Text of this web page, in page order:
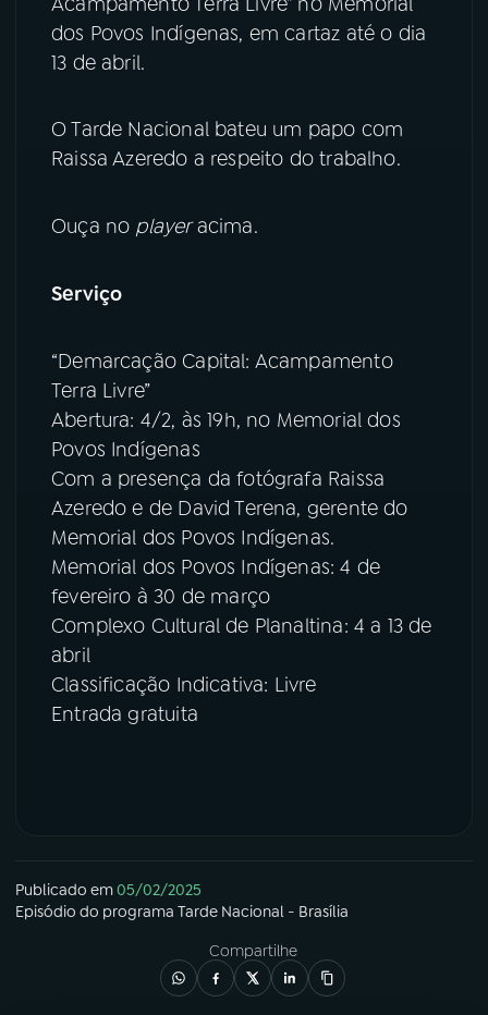
YouTube Facebook
TikTok
dos Povos Indígenas, em cartaz até o dia
13 de abril.
O Tarde Nacional bateu um papo com
Raissa Azeredo a respeito do trabalho.
Ouça no playeracima.
Serviço
“Demarcação Capital: Acampamento
Terra Livre”
Abertura: 4/2, às 19h, no Memorial dos
Povos Indígenas
Com a presença da fotógrafa Raissa
Azeredo e de David Terena, gerente do
Memorial dos Povos Indígenas.
Memorial dos Povos Indígenas: 4 de
fevereiro à 30 de março
Complexo Cultural de Planaltina: 4 a 13 de
abril
Classificação Indicativa: Livre
Entrada gratuita
Publicado em05/02/2025
Episódio do programa Tarde Nacional - Brasília
Compartilhe